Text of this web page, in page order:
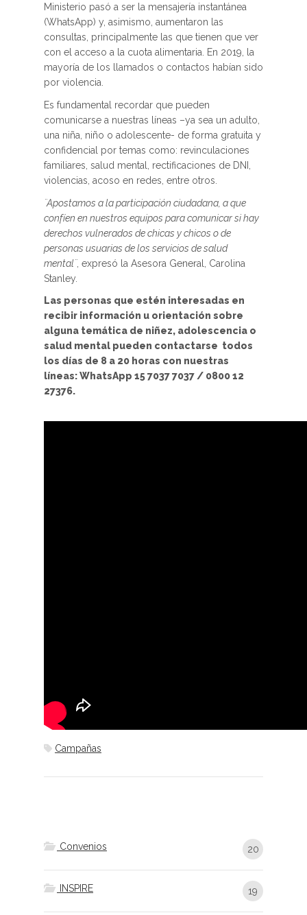
Ministerio pasó a ser la mensajería instantánea
(WhatsApp) y, asimismo, aumentaron las
consultas, principalmente las que tienen que ver
con el acceso a la cuota alimentaria. En 2019, la
mayoría de los llamados o contactos habían sido
por violencia.
Es fundamental recordar que pueden
comunicarse a nuestras líneas –ya sea un adulto,
una niña, niño o adolescente- de forma gratuita y
confidencial por temas como: revinculaciones
familiares, salud mental, rectificaciones de DNI,
violencias, acoso en redes, entre otros.
¨Apostamos a la participación ciudadana, a que
confíen en nuestros equipos para comunicar si hay
derechos vulnerados de chicas y chicos o de
personas usuarias de los servicios de salud
mental¨, expresó la Asesora General, Carolina
Stanley.
Las personas que estén interesadas en
recibir información u orientación sobre
alguna temática de niñez, adolescencia o
salud mental pueden contactarse todos
los días de 8 a 20 horas con nuestras
líneas: WhatsApp 15 7037 7037 / 0800 12
27376.
Campañas
Convenios 20
INSPIRE 19